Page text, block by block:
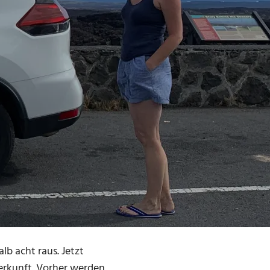
acht raus. Jetzt